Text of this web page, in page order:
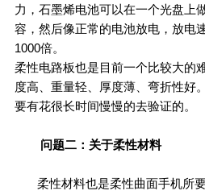
力，石墨烯电池可以在一个光盘上
容，然后像正常的电池放电，放电
1000倍。
柔性电路板也是目前一个比较大的
度高、重量轻、厚度薄、弯折性好
要有花很长时间慢慢的去验证的。
问题二：关于柔性材料
柔性材料也是柔性曲面手机所要